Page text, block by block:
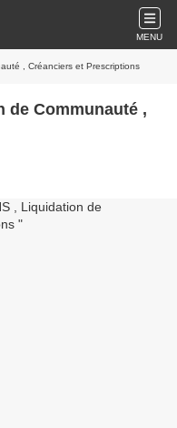
MENU
, Créanciers et Prescriptions
de Communauté ,